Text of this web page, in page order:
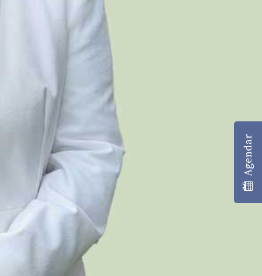
Agendar